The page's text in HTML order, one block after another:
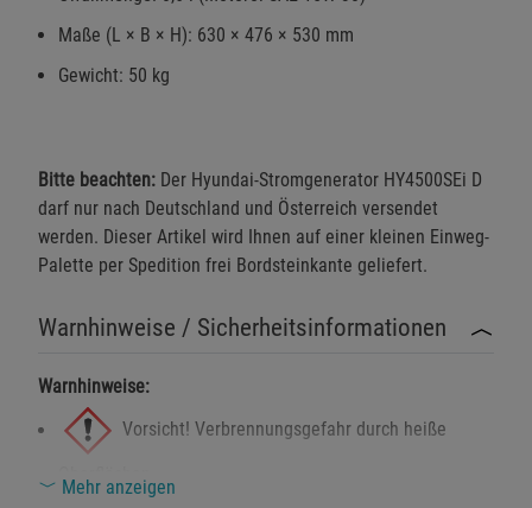
Maße (L × B × H): 630 × 476 × 530 mm
Gewicht: 50 kg
Bitte beachten: Der Hyundai-Stromgenerator HY4500SEi D
darf nur nach Deutschland und Österreich versendet
werden. Dieser Artikel wird Ihnen auf einer kleinen Einweg-
Palette per Spedition frei Bordsteinkante geliefert.
Warnhinweise / Sicherheitsinformationen
Warnhinweise:
Vorsicht! Verbrennungsgefahr durch heiße
Oberflächen.
Mehr anzeigen